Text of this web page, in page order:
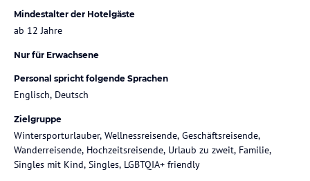
Mindestalter der Hotelgäste
ab 12 Jahre
Nur für Erwachsene
Personal spricht folgende Sprachen
Englisch, Deutsch
Zielgruppe
Wintersporturlauber, Wellnessreisende, Geschäftsreisende,
Wanderreisende, Hochzeitsreisende, Urlaub zu zweit, Familie,
Singles mit Kind, Singles, LGBTQIA+ friendly